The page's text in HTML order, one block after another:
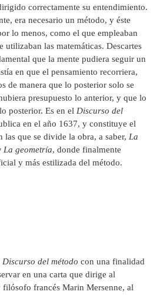
correctamente su entendimiento.
era necesario un método, y éste
lo menos, como el que empleaban
utilizaban las matemáticas. Descartes
que la mente pudiera seguir un
en que el pensamiento recorriera,
de manera que lo posterior solo se
presupuesto lo anterior, y que lo
posterior. Es en el Discurso del
en el año 1637, y constituye el
las que se divide la obra, a saber, La
La geometría, donde finalmente
y más estilizada del método.
Discurso del método con una finalidad
en una carta que dirige al
filósofo francés Marin Mersenne, al